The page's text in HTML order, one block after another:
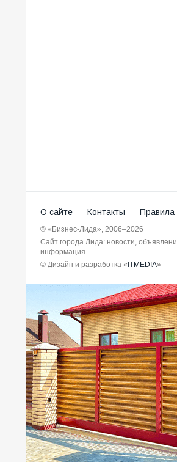
О сайте Контакты Правила
© «Бизнес-Лида», 2006–2026
Сайт города Лида: новости,
информация.
© Дизайн и разработка « ITMEDIA»